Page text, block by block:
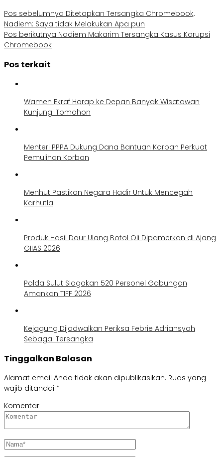
Pos sebelumnya Ditetapkan Tersangka Chromebook,
Nadiem: Saya tidak Melakukan Apa pun
Pos berikutnya Nadiem Makarim Tersangka Kasus Korupsi
Chromebook
Pos terkait
Wamen Ekraf Harap ke Depan Banyak Wisatawan
Kunjungi Tomohon
Menteri PPPA Dukung Dana Bantuan Korban Perkuat
Pemulihan Korban
Menhut Pastikan Negara Hadir Untuk Mencegah
Karhutla
Produk Hasil Daur Ulang Botol Oli Dipamerkan di Ajang
GIIAS 2026
Polda Sulut Siagakan 520 Personel Gabungan
Amankan TIFF 2026
Kejagung Dijadwalkan Periksa Febrie Adriansyah
Sebagai Tersangka
Tinggalkan Balasan
Alamat email Anda tidak akan dipublikasikan. Ruas yang
wajib ditandai *
Komentar